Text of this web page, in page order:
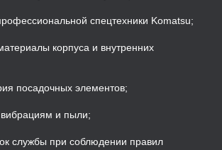
спецтехники Komatsu;
корпуса и внутренних
посадочных элементов;
вибрациям и пыли;
службы при соблюдении правил